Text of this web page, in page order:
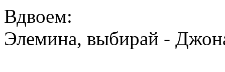
Вдвоем:
Элемина, выбирай -